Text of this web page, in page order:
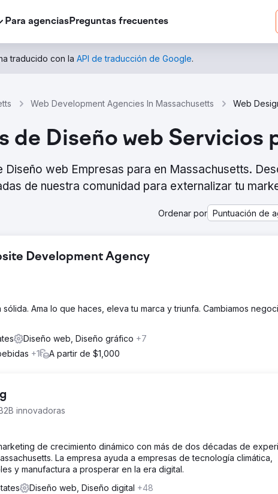
Para agenciasPreguntas frecuentes
traducido con la API de traducción de Google.
Web Development Agencies In Massachusetts
de Diseño web Servicios
web Empresas para en Massachusetts.
de nuestra comunidad para externalizar tu
Ordenar por Puntuación de
Development Agency
Ama lo que haces, eleva tu marca y triunfa. Cambiamos
Diseño web, Diseño gráfico +7
+1 A partir de $1,000
innovadoras
de crecimiento dinámico con más de dos décadas de
La empresa ayuda a empresas de tecnología climática,
y manufactura a prosperar en la era digital.
Diseño web, Diseño digital +48